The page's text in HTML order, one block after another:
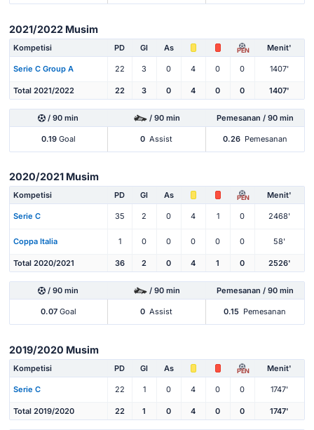
2021/2022 Musim
Kompetisi PD Gl As PEN Menit'
Serie C Group A 22 3 0 4 0 0 1407'
Total 2021/2022 22 3 0 4 0 0 1407'
/ 90 min / 90 min Pemesanan / 90 min
0.19Goal 0 Assist 0.26 Pemesanan
2020/2021 Musim
Kompetisi PD Gl As PEN Menit'
Serie C 35 2 0 4 1 0 2468'
Coppa Italia 1 0 0 0 0 0 58'
Total 2020/2021 36 2 0 4 1 0 2526'
/ 90 min / 90 min Pemesanan / 90 min
0.07Goal 0 Assist 0.15 Pemesanan
2019/2020 Musim
Kompetisi PD Gl As PEN Menit'
Serie C 22 1 0 4 0 0 1747'
Total 2019/2020 22 1 0 4 0 0 1747'